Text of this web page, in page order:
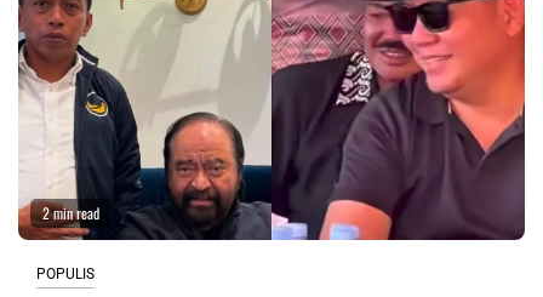
2 min read
POPULIS